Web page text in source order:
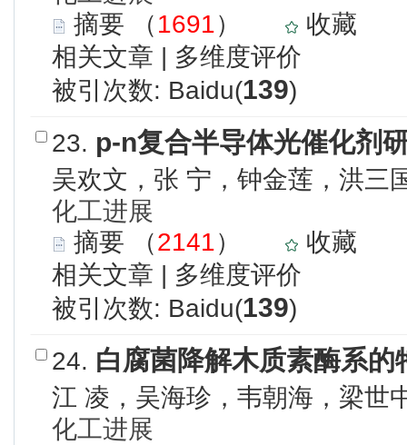
摘要 （1691）
收藏
相关文章 | 多维度评价
被引次数: Baidu(139)
23. p-n复合半导体光催化剂
吴欢文，张 宁，钟金莲，洪三
化工进展
摘要 （2141）
收藏
相关文章 | 多维度评价
被引次数: Baidu(139)
24. 白腐菌降解木质素酶系的
江 凌，吴海珍，韦朝海，梁世
化工进展